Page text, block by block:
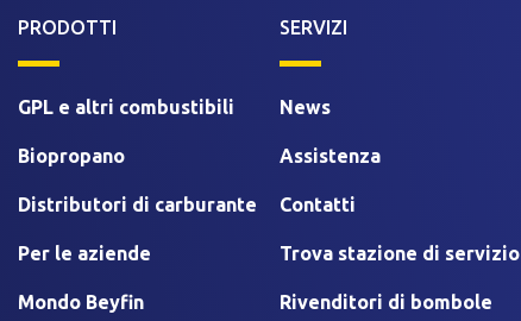
PRODOTTI
GPL e altri combustibili
Biopropano
Distributori di carburante
Per le aziende
Mondo Beyfin
SERVIZI
News
Assistenza
Contatti
Trova stazione di servizio
Rivenditori di bombole